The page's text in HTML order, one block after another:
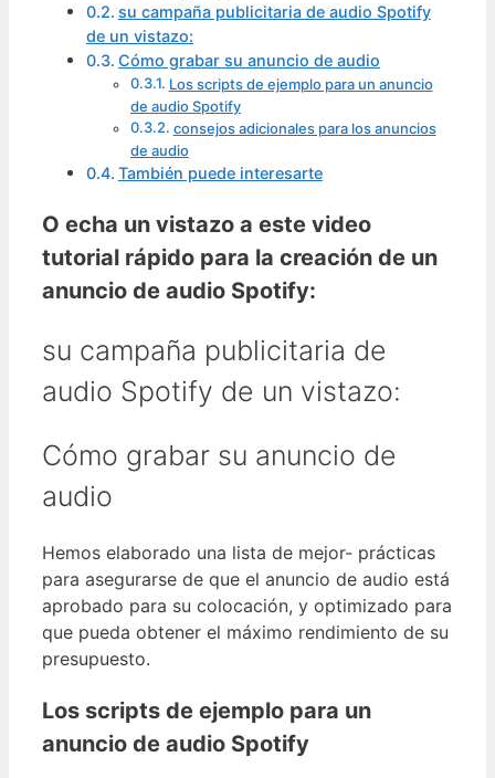
su campaña publicitaria de audio Spotify
de un vistazo:
Cómo grabar su anuncio de audio
Los scripts de ejemplo para un anuncio
de audio Spotify
consejos adicionales para los anuncios
de audio
También puede interesarte
O echa un vistazo a este video
tutorial rápido para la creación de un
anuncio de audio Spotify:
su campaña publicitaria de
audio Spotify de un vistazo:
Cómo grabar su anuncio de
audio
Hemos elaborado una lista de mejor- prácticas
para asegurarse de que el anuncio de audio está
aprobado para su colocación, y optimizado para
que pueda obtener el máximo rendimiento de su
presupuesto.
Los scripts de ejemplo para un
anuncio de audio Spotify